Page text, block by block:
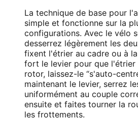
La technique de base pour
simple et fonctionne sur la
configurations. Avec le vélo
desserrez légèrement les
fixent l'étrier au cadre ou à
fort le levier pour que l'étrier
rotor, laissez-le “s'auto-
maintenant le levier, serrez
uniformément au couple
ensuite et faites tourner la
les frottements.